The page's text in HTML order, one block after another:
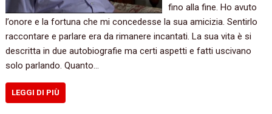
fino alla fine. Ho avuto
l’onore e la fortuna che mi concedesse la sua amicizia. Sentirlo
raccontare e parlare era da rimanere incantati. La sua vita è si
descritta in due autobiografie ma certi aspetti e fatti uscivano
solo parlando. Quanto…
LEGGI DI PIÙ